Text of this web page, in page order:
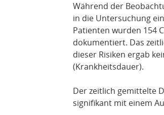
Während der
in die Untersuchung
Patienten wurden 154
dokumentiert. Das
dieser Risiken ergab
(Krankheitsdauer).
Der zeitlich gemittelte
signifikant mit einem